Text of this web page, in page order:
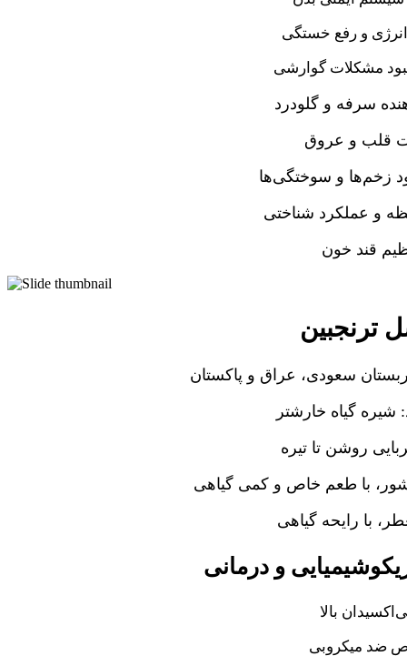
و رفع خستگی
مشکلات گوارشی
سرفه و گلودرد
قلب و عروق
زخم‌ها و سوختگی‌ها
و عملکرد شناختی
قند خون
ترنجبین
سعودی، عراق و پاکستان
شیره گیاه خارشتر
روشن تا تیره
با طعم خاص و کمی گیاهی
با رایحه گیاهی
و درمانی
بالا
ضد میکروبی